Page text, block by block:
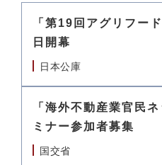
「第19回アグリフー
日開幕
日本公庫
「海外不動産業官民
ミナー参加者募集
国交省